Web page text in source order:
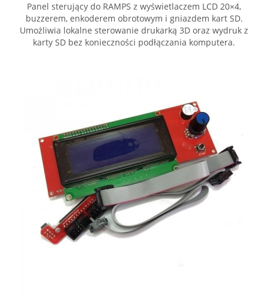
Panel sterujący do RAMPS z wyświetlaczem LCD 20×4,
buzzerem, enkoderem obrotowym i gniazdem kart SD.
Umożliwia lokalne sterowanie drukarką 3D oraz wydruk z
karty SD bez konieczności podłączania komputera.